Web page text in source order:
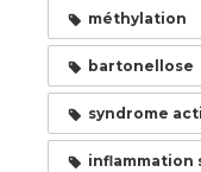
méthylation
bartonellose
syndrome
inflammation